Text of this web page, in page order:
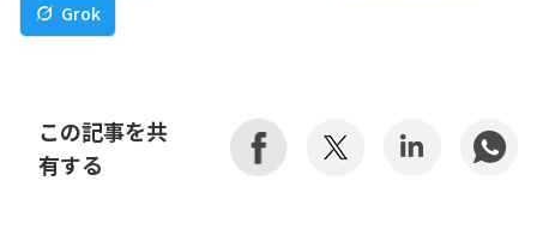
Grok
この記事を共
有する